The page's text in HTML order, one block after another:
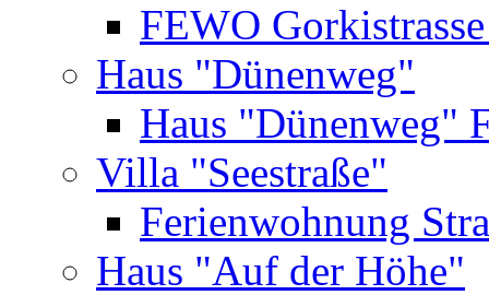
FEWO
Haus "Dünenweg"
Haus "Dünenweg"
Villa "Seestraße"
Ferienwohnung
Haus "Auf der Höhe"